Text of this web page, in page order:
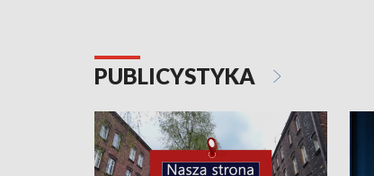
PUBLICYSTYKA